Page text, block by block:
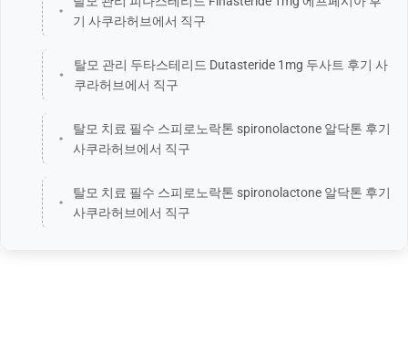
기 사쿠라허브에서 직구
탈모 관리 두타스테리드 Dutasteride 1mg 두사트 후기 사
쿠라허브에서 직구
탈모 치료 필수 스피로노락톤 spironolactone 알닥톤 후기
사쿠라허브에서 직구
탈모 치료 필수 스피로노락톤 spironolactone 알닥톤 후기
사쿠라허브에서 직구